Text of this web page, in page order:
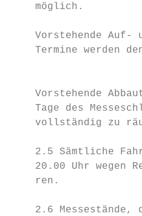
    möglich.
Vorstehende Auf-
Termine werden
Vorstehende
Tage des
vollständig zu
2.5 Sämtliche
20.00 Uhr wegen
ren.
2.6 Messestände,